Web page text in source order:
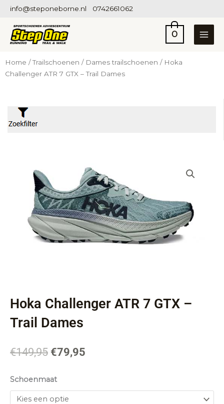
inhoud
info@steponeborne.nl 0742661062
0
Home /Trailschoenen / Dames trailschoenen / Hoka
Challenger ATR 7 GTX – Trail Dames
—€849
Categorieën
Hardloopschoenen(120)
Trailschoenen (24)
Diversen
Merk
Schoenmaat
Hoka Challenger ATR 7 GTX –
Trail Dames
€149,95 prijs
€149,95.
€79,95
Schoenmaat
Challenger
ATR